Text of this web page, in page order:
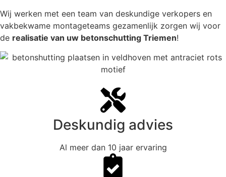
Wij werken met een team van deskundige verkopers en
vakbekwame montageteams gezamenlijk zorgen wij voor
de realisatie van uw betonschutting Triemen!
Deskundig advies
Al meer dan 10 jaar ervaring